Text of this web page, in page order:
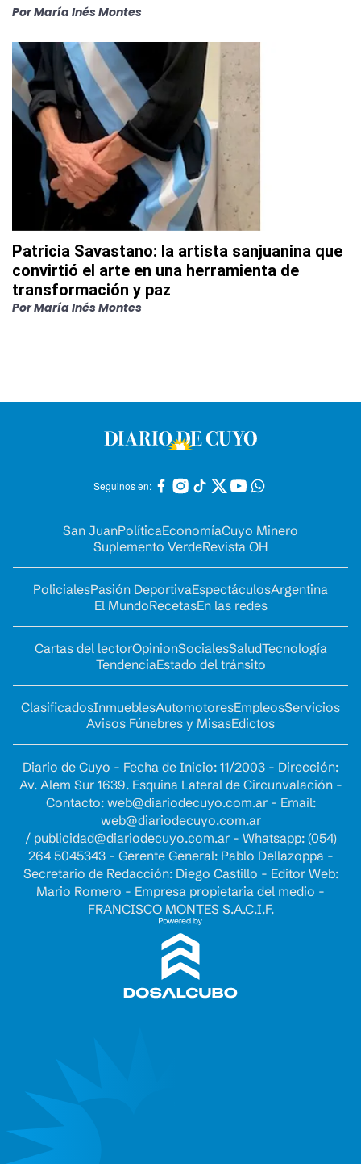
PorMaría Inés Montes
Patricia Savastano: la artista sanjuanina que
convirtió el arte en una herramienta de
transformación y paz
PorMaría Inés Montes
Seguinos en:
San JuanPolíticaEconomíaCuyo Minero
Suplemento VerdeRevista OH
PolicialesPasión DeportivaEspectáculosArgentina
El MundoRecetasEn las redes
Cartas del lectorOpinionSocialesSaludTecnología
TendenciaEstado del tránsito
ClasificadosInmueblesAutomotoresEmpleosServicios
Avisos Fúnebres y MisasEdictos
Diario de Cuyo - Fecha de Inicio: 11/2003 - Dirección:
Av. Alem Sur 1639. Esquina Lateral de Circunvalación -
Contacto: web@diariodecuyo.com.ar- Email:
web@diariodecuyo.com.ar
/ publicidad@diariodecuyo.com.ar- Whatsapp: (054)
264 5045343 - Gerente General: Pablo Dellazoppa -
Secretario de Redacción: Diego Castillo - Editor Web:
Mario Romero - Empresa propietaria del medio -
FRANCISCO MONTES S.A.C.I.F.